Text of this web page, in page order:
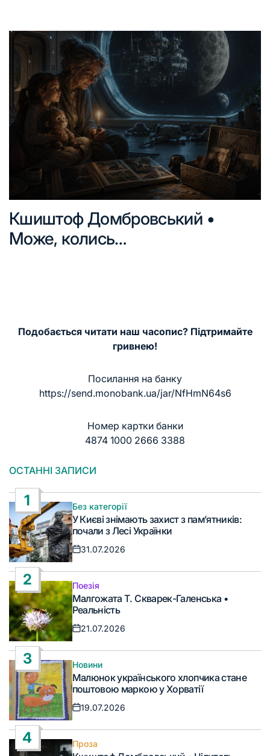
Кшиштоф Домбровський •
Може, колись…
Подобається читати наш часопис? Підтримайте
гривнею!
Посилання на банку
https://send.monobank.ua/jar/NfHmN64s6
Номер картки банки
4874 1000 2666 3388
ОСТАННІ ЗАПИСИ
1
Опублікувати
у
Без категорії
У Києві знімають захист з пам’ятників:
почали з Лесі Українки
Дата
31.07.2026
2
Опублікувати
у
Поезія
Малгожата Т. Скварек-Галенська •
Реальність
Дата
21.07.2026
3
Опублікувати
у
Новини
Малюнок українського хлопчика стане
поштовою маркою у Хорватії
Дата
19.07.2026
4
Опублікувати
Проза